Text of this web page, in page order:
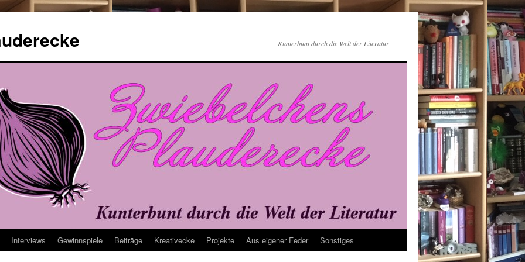
Kunterbunt durch die Welt der Literatur
Interviews Gewinnspiele Beiträge Kreativecke Projekte Aus eigener Feder Sonstiges